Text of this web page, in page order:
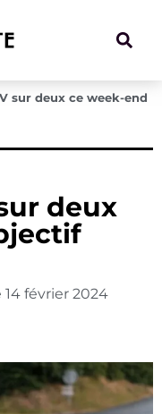
sur deux ce week-end
deux
14 février 2024